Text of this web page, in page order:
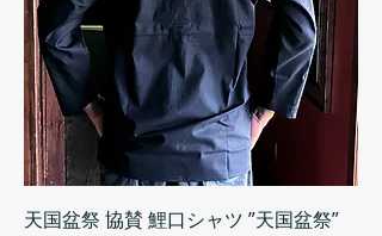
天国盆祭 協賛 鯉口シャツ ”天国盆祭”